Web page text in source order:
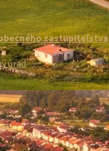
zastupiteľstva
úrad